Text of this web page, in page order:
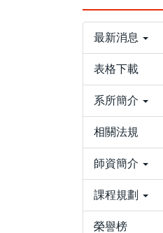
最新消息
表格下載
系所簡介
相關法規
師資簡介
課程規劃
榮譽榜